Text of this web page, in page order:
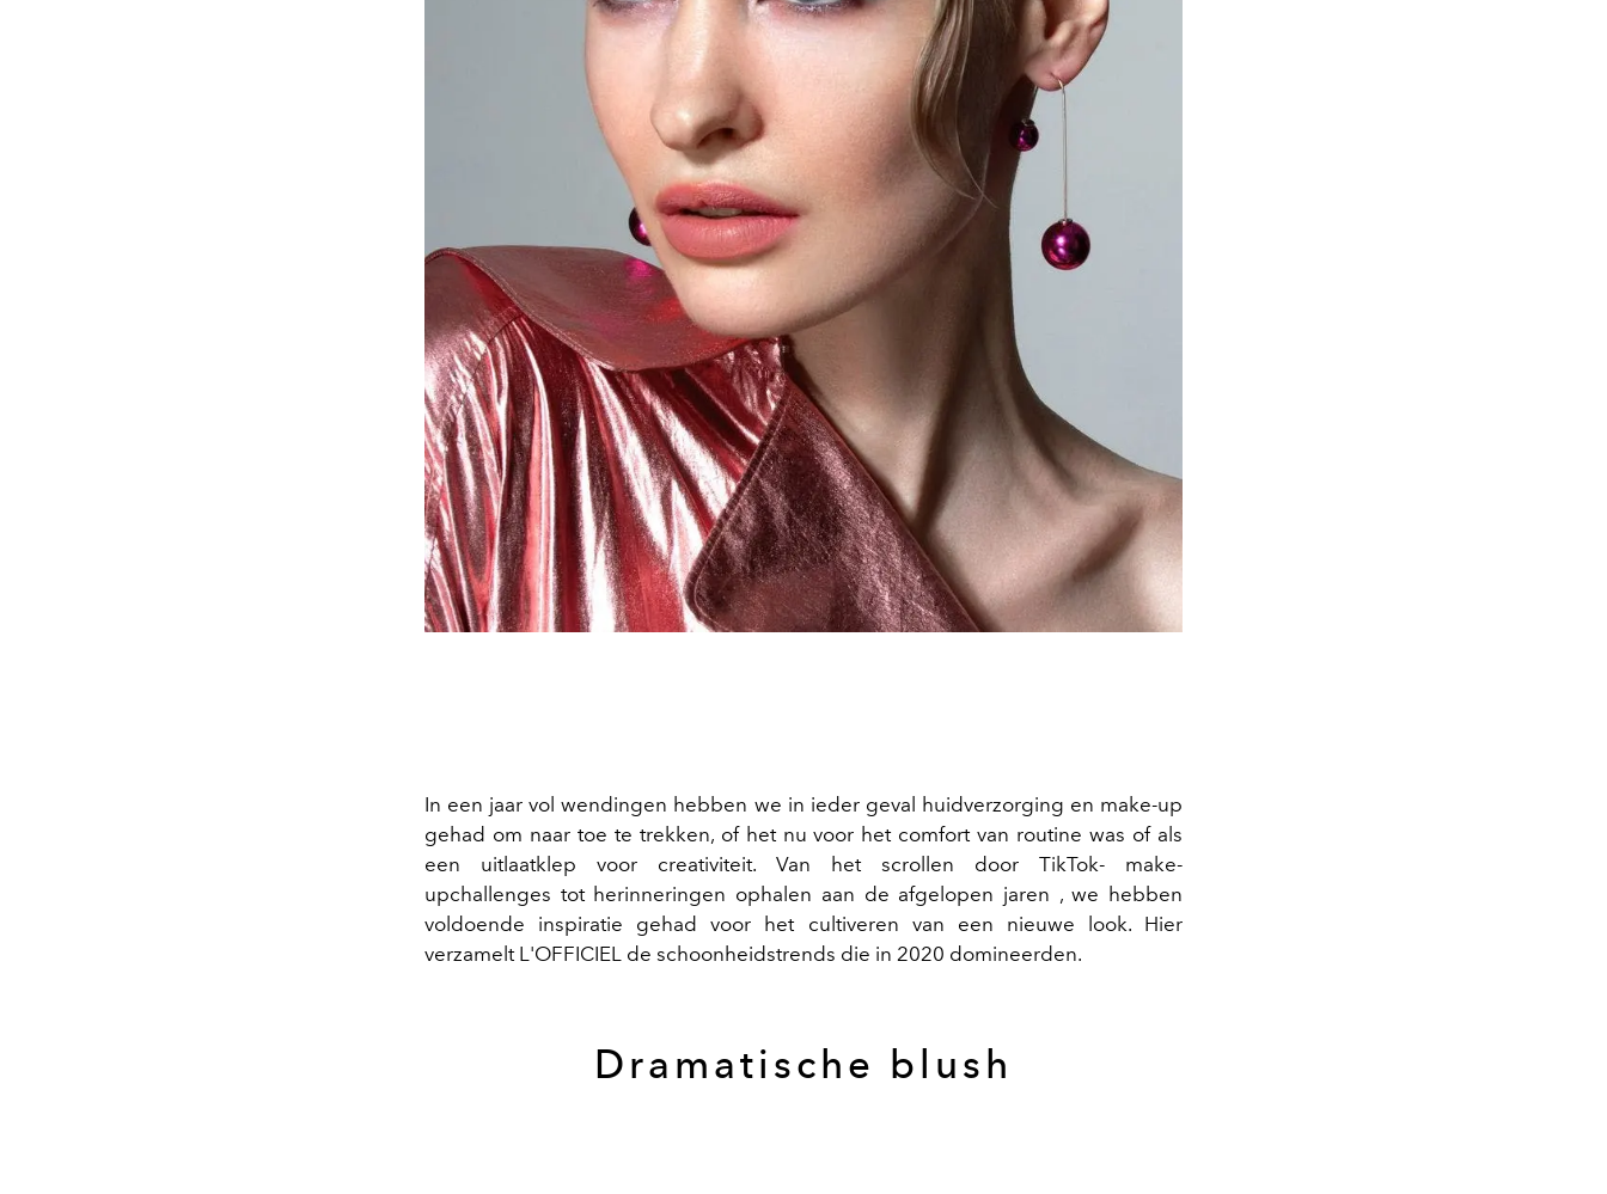
In een jaar vol wendingen hebben we in ieder geval huidverzorging en make-up
gehad om naar toe te trekken, of het nu voor het comfort van routine was of als
een uitlaatklep voor creativiteit. Van het scrollen door TikTok- make-
upchallenges tot herinneringen ophalen aan de afgelopen jaren , we hebben
voldoende inspiratie gehad voor het cultiveren van een nieuwe look. Hier
verzamelt L'OFFICIEL de schoonheidstrends die in 2020 domineerden.
Dramatische blush